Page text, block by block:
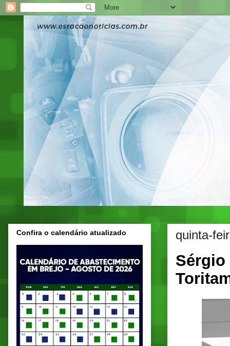
quinta-
Sérgio
Confira o calendário atualizado